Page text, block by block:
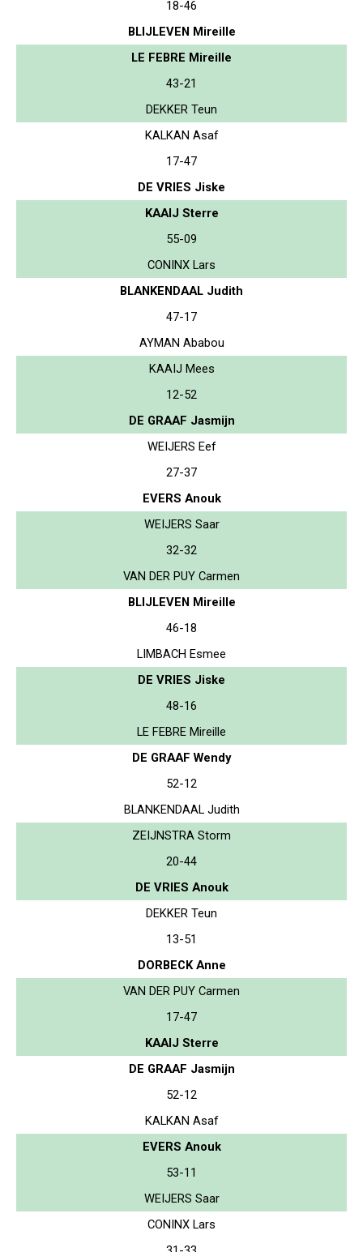
18-46
BLIJLEVEN Mireille
LE FEBRE Mireille
43-21
DEKKER Teun
KALKAN Asaf
17-47
DE VRIES Jiske
KAAIJ Sterre
55-09
CONINX Lars
BLANKENDAAL Judith
47-17
AYMAN Ababou
KAAIJ Mees
12-52
DE GRAAF Jasmijn
WEIJERS Eef
27-37
EVERS Anouk
WEIJERS Saar
32-32
VAN DER PUY Carmen
BLIJLEVEN Mireille
46-18
LIMBACH Esmee
DE VRIES Jiske
48-16
LE FEBRE Mireille
DE GRAAF Wendy
52-12
BLANKENDAAL Judith
ZEIJNSTRA Storm
20-44
DE VRIES Anouk
DEKKER Teun
13-51
DORBECK Anne
VAN DER PUY Carmen
17-47
KAAIJ Sterre
DE GRAAF Jasmijn
52-12
KALKAN Asaf
EVERS Anouk
53-11
WEIJERS Saar
CONINX Lars